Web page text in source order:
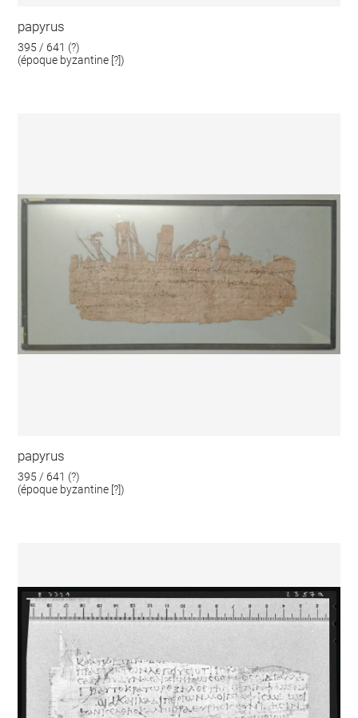
papyrus
395 / 641 (?)
(époque byzantine [?])
papyrus
395 / 641 (?)
(époque byzantine [?])